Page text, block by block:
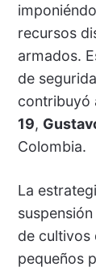
recursos
armados.
de
contribuyó
19,
Colombia.
La
de cultivos
pequeños